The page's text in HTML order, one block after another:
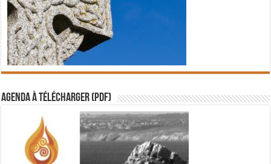
Agenda à télécharger (PDF)